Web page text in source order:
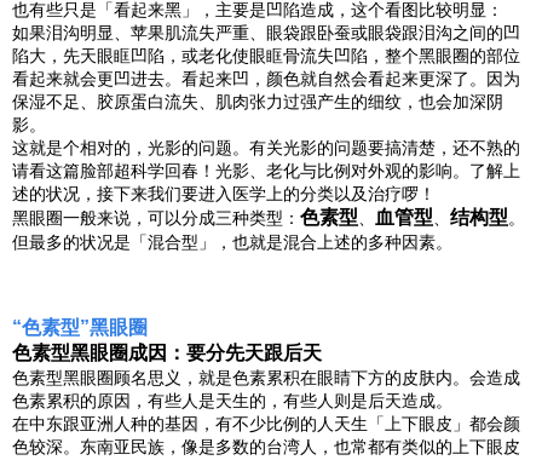
也有些只是「看起来黑」，主要是凹陷造成，这个看图比较明显：
如果泪沟明显、苹果肌流失严重、眼袋跟卧蚕或眼袋跟泪沟之间的凹
陷大，先天眼眶凹陷，或老化使眼眶骨流失凹陷，整个黑眼圈的部位
看起来就会更凹进去。看起来凹，颜色就自然会看起来更深了。因为
保湿不足、胶原蛋白流失、肌肉张力过强产生的细纹，也会加深阴
影。
这就是个相对的，光影的问题。有关光影的问题要搞清楚，还不熟的
请看这篇脸部超科学回春！光影、老化与比例对外观的影响。了解上
述的状况，接下来我们要进入医学上的分类以及治疗啰！
黑眼圈一般来说，可以分成三种类型： 色素型、 血管型、 结构型。
但最多的状况是「混合型」，也就是混合上述的多种因素。
“色素型”黑眼圈
色素型黑眼圈成因：要分先天跟后天
色素型黑眼圈顾名思义，就是色素累积在眼睛下方的皮肤内。会造成
色素累积的原因，有些人是天生的，有些人则是后天造成。
在中东跟亚洲人种的基因，有不少比例的人天生「上下眼皮」都会颜
色较深。东南亚民族，像是多数的台湾人，也常都有类似的上下眼皮